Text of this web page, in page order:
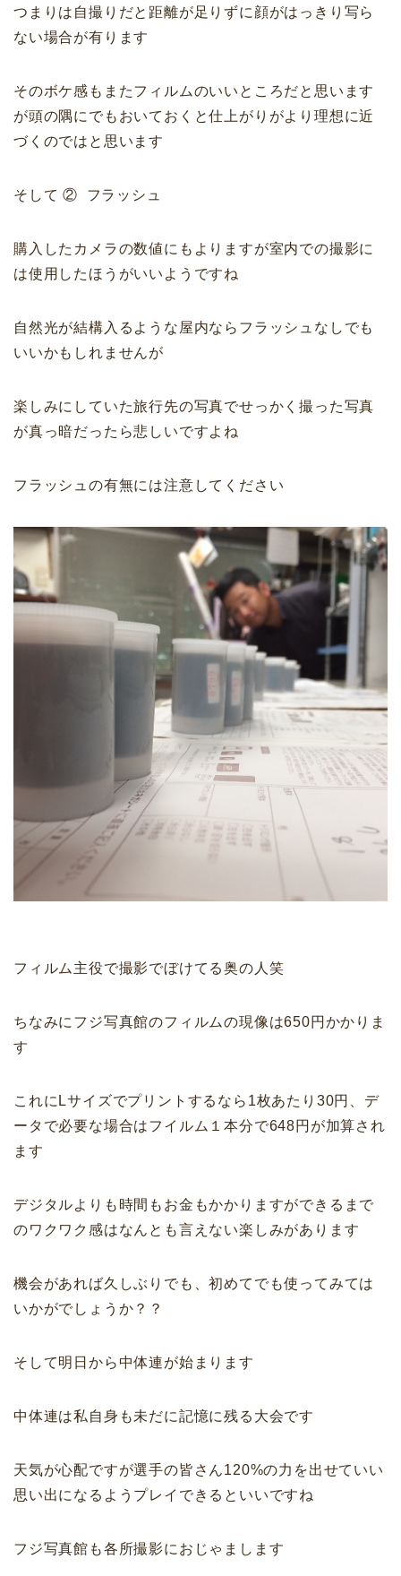
つまりは自撮りだと距離が足りずに顔がはっきり写ら
ない場合が有ります
そのボケ感もまたフィルムのいいところだと思います
が頭の隅にでもおいておくと仕上がりがより理想に近
づくのではと思います
そして ② フラッシュ
購入したカメラの数値にもよりますが室内での撮影に
は使用したほうがいいようですね
自然光が結構入るような屋内ならフラッシュなしでも
いいかもしれませんが
楽しみにしていた旅行先の写真でせっかく撮った写真
が真っ暗だったら悲しいですよね
フラッシュの有無には注意してください
フィルム主役で撮影でぼけてる奥の人笑
ちなみにフジ写真館のフィルムの現像は650円かかりま
す
これにLサイズでプリントするなら1枚あたり30円、デ
ータで必要な場合はフイルム１本分で648円が加算され
ます
デジタルよりも時間もお金もかかりますができるまで
のワクワク感はなんとも言えない楽しみがあります
機会があれば久しぶりでも、初めてでも使ってみては
いかがでしょうか？？
そして明日から中体連が始まります
中体連は私自身も未だに記憶に残る大会です
天気が心配ですが選手の皆さん120%の力を出せていい
思い出になるようプレイできるといいですね
フジ写真館も各所撮影におじゃまします